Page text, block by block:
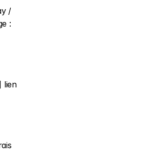
/
:
lien